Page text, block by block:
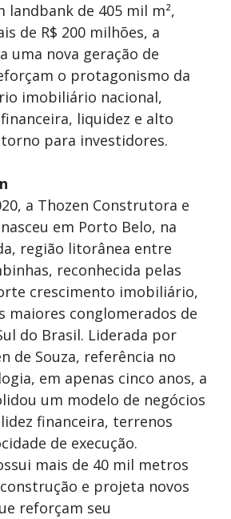
landbank de 405 mil m²,
de R$ 200 milhões, a
uma nova geração de
o protagonismo da
imobiliário nacional,
liquidez e alto
para investidores.
a Thozen Construtora e
em Porto Belo, na
região litorânea entre
reconhecida pelas
crescimento imobiliário,
maiores conglomerados de
do Brasil. Liderada por
de Souza, referência no
em apenas cinco anos, a
um modelo de negócios
financeira, terrenos
de execução.
mais de 40 mil metros
e projeta novos
reforçam seu